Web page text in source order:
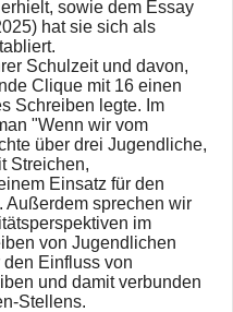
sowie dem Essay
hat sie sich als
Schulzeit und davon,
Clique mit 16 einen
Schreiben legte. Im
"Wenn wir vom
über drei Jugendliche,
Streichen,
Einsatz für den
Außerdem sprechen wir
im
von Jugendlichen
Einfluss von
und damit verbunden
Stellens.